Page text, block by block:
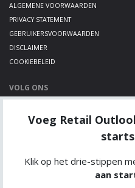
ALGEMENE VOORWAARDEN
PRIVACY STATEMENT
GEBRUIKERSVOORWAARDEN
DISCLAIMER
COOKIEBELEID
VOLG ONS
TWITTER
Voeg Retail
Klik op het drie-stippen
aan